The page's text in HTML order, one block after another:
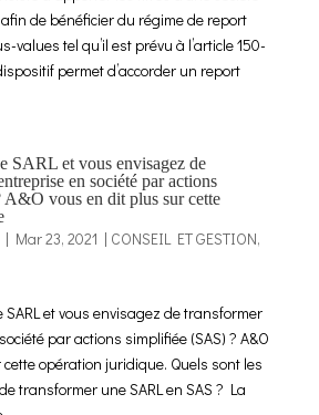
de bénéficier du régime de report
values tel qu’il est prévu à l’article 150-
permet d’accorder un report
SARL et vous envisagez de
en société par actions
vous en dit plus sur cette
Mar 23, 2021 | CONSEIL ET GESTION,
et vous envisagez de transformer
par actions simplifiée (SAS) ? A&O
opération juridique. Quels sont les
transformer une SARL en SAS ? La